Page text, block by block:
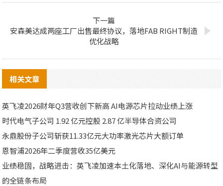
下一篇
安森美达成两座工厂出售最终协议，落地FAB RIGHT制造
优化战略
相关文章
英飞凌2026财年Q3营收创下新高 AI电源芯片拉动业绩上涨
时代电气子公司 1.92 亿元控股 2.87 亿半导体合资公司
永鼎股份子公司斩获11.33亿元大功率激光芯片大额订单
恩智浦2026年二季度营收35亿美元
业绩稳固，战略进击：英飞凌加速本土化落地、深化AI与能源转型
的全链条布局